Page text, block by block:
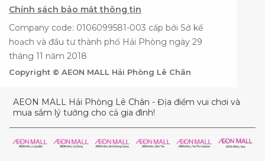
Chính sách bảo mật thông tin
Company code: 0106099581-003 cấp bởi Sở kế
hoạch và đầu tư thành phố Hải Phòng ngày 29
tháng 11 năm 2018
Copyright © AEON MALL Hải Phòng Lê Chân
AEON MALL Hải Phòng Lê Chân - Địa điểm vui chơi và
mua sắm lý tưởng cho cả gia đình!